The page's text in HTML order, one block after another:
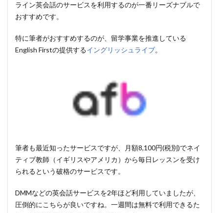
ライン英会話のサービスを利用するのが一番リーズナブルで
おすすめです。
特に筆者がおすすめするのが、留学事業を推進している
English Firstの提供するイングリッシュライブ。
筆者も最近知ったサービスですが、 月額8,100円(税別)でネイ
ティブ教師（イギリスやアメリカ）から毎日レッスンを受け
られるという破格のサービスです。
DMMなどの英会話サービスを2年ほど利用していましたが、
圧倒的にこちらが良いですね。一週間は無料で利用できるた